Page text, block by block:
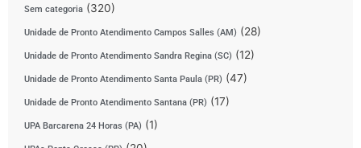
Sem categoria (320)
Unidade de Pronto Atendimento Campos Salles (AM) (28)
Unidade de Pronto Atendimento Sandra Regina (SC) (12)
Unidade de Pronto Atendimento Santa Paula (PR) (47)
Unidade de Pronto Atendimento Santana (PR) (17)
UPA Barcarena 24 Horas (PA) (1)